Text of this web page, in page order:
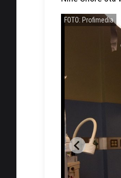
FOTO: Profimedia